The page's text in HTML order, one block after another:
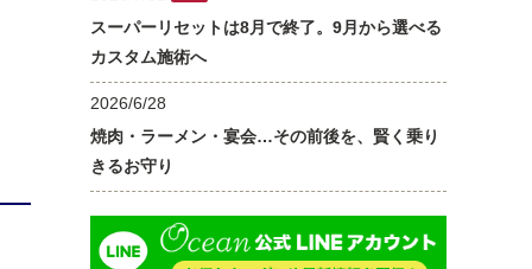
スーパーリセットは8月で終了。9月から選べる
カスタム施術へ
2026/6/28
焼肉・ラーメン・宴会…その前後を、賢く乗り
きるお守り